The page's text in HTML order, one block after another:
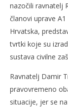
nazočili ravnatelj
članovi uprave
Hrvatska,
tvrtki koje su
sustava civilne
Ravnatelj Damir
pravovremeno
situacije, jer se